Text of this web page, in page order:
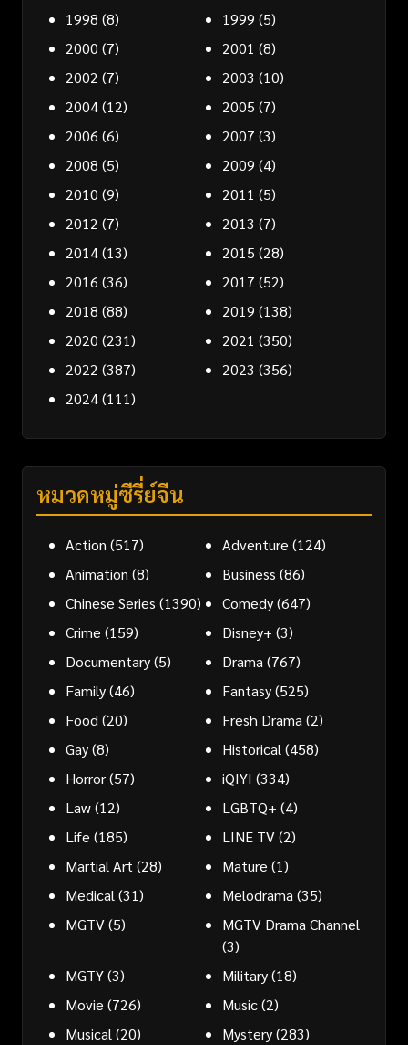
1998 (8) 1999 (5)
2000 (7) 2001 (8)
2002 (7) 2003 (10)
2004(12) 2005 (7)
2006 (6) 2007 (3)
2008 (5) 2009 (4)
2010 (9) 2011 (5)
2012 (7) 2013 (7)
2014(13) 2015 (28)
2016 (36) 2017 (52)
2018 (88) 2019 (138)
2020 (231) 2021 (350)
2022 (387) 2023 (356)
2024(111)
หมวดหมู่ซีรี่ย์จีน
Action (517) Adventure (124)
Animation (8) Business (86)
Chinese Series (1390) Comedy(647)
Crime (159) Disney+ (3)
Documentary(5) Drama (767)
Family(46) Fantasy(525)
Food (20) Fresh Drama (2)
Gay(8) Historical (458)
Horror(57) iQIYI (334)
Law(12) LGBTQ+ (4)
Life (185) LINE TV(2)
Martial Art (28) Mature (1)
Medical (31) Melodrama (35)
MGTV(5)
MGTV Drama Channel
(3)
MGTY(3) Military(18)
Movie (726) Music(2)
Musical (20) Mystery(283)